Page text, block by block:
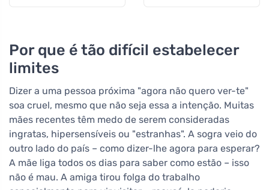
Por que é tão difícil estabelecer
limites
Dizer a uma pessoa próxima "agora não quero ver-te"
soa cruel, mesmo que não seja essa a intenção. Muitas
mães recentes têm medo de serem consideradas
ingratas, hipersensíveis ou "estranhas". A sogra veio do
outro lado do país – como dizer-lhe agora para esperar?
A mãe liga todos os dias para saber como estão – isso
não é mau. A amiga tirou folga do trabalho